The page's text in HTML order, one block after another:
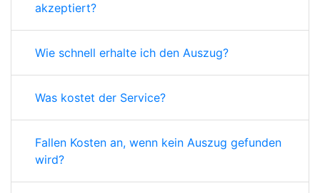
akzeptiert?
Wie schnell erhalte ich den Auszug?
Was kostet der Service?
Fallen Kosten an, wenn kein Auszug gefunden
wird?